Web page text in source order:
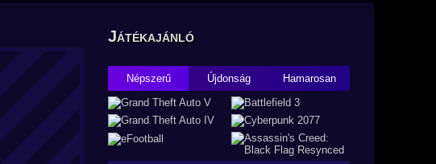
Játékajánló
Népszerű Újdonság Hamarosan